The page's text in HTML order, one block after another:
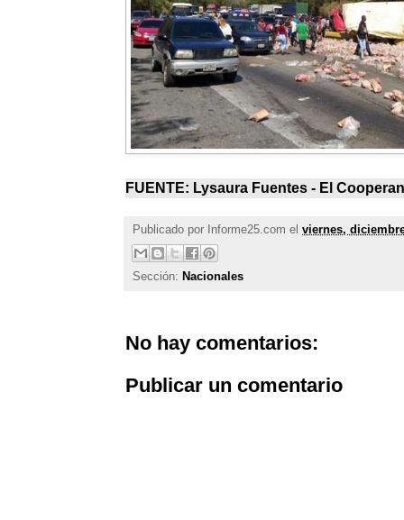
FUENTE: Lysaura Fuentes - El
Publicado por Informe25.com el viernes,
Sección: Nacionales
No hay comentarios:
Publicar un comentario